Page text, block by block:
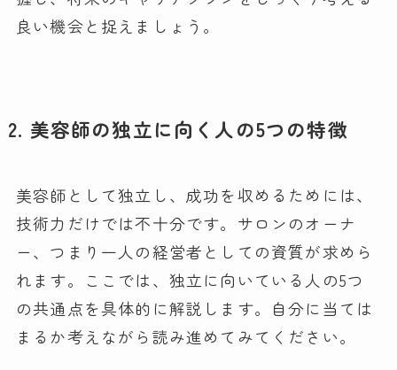
良い機会と捉えましょう。
2. 美容師の独立に向く人の5つの特徴
美容師として独立し、成功を収めるためには、
技術力だけでは不十分です。サロンのオーナ
ー、つまり一人の経営者としての資質が求めら
れます。ここでは、独立に向いている人の5つ
の共通点を具体的に解説します。自分に当ては
まるか考えながら読み進めてみてください。